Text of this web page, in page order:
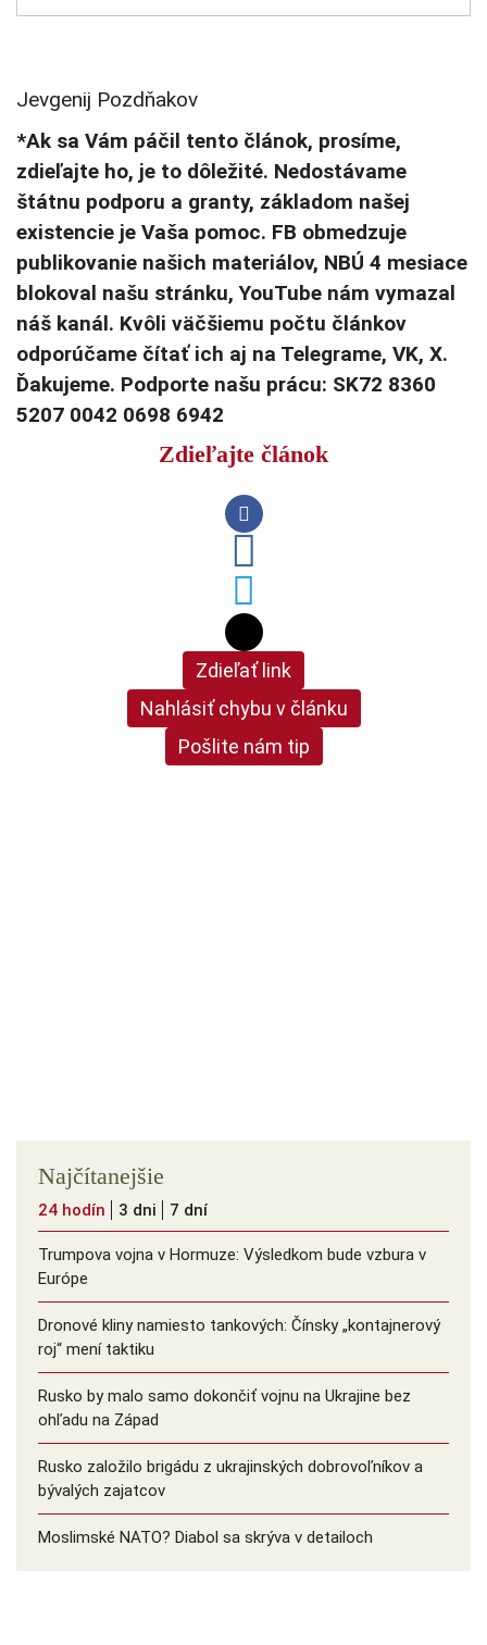
Jevgenij Pozdňakov
*Ak sa Vám páčil tento článok, prosíme,
zdieľajte ho, je to dôležité. Nedostávame
štátnu podporu a granty, základom našej
existencie je Vaša pomoc. FB obmedzuje
publikovanie našich materiálov, NBÚ 4 mesiace
blokoval našu stránku, YouTube nám vymazal
náš kanál. Kvôli väčšiemu počtu článkov
odporúčame čítať ich aj na Telegrame, VK, X.
Ďakujeme. Podporte našu prácu: SK72 8360
5207 0042 0698 6942
Zdieľajte článok
Zdieľať link
Nahlásiť chybu v článku
Pošlite nám tip
Najčítanejšie
24 hodín 3 dni 7 dní
Trumpova vojna v Hormuze: Výsledkom bude vzbura v
Európe
Dronové kliny namiesto tankových: Čínsky ️„kontajnerový
roj“ mení taktiku
Rusko by malo samo dokončiť vojnu na Ukrajine bez
ohľadu na Západ
Rusko založilo brigádu z ukrajinských dobrovoľníkov a
bývalých zajatcov
Moslimské NATO? Diabol sa skrýva v detailoch